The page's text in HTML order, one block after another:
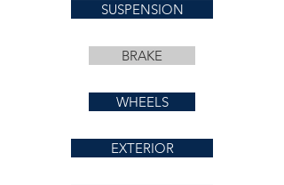
SUSPENSION
BRAKE
WHEELS
EXTERIOR